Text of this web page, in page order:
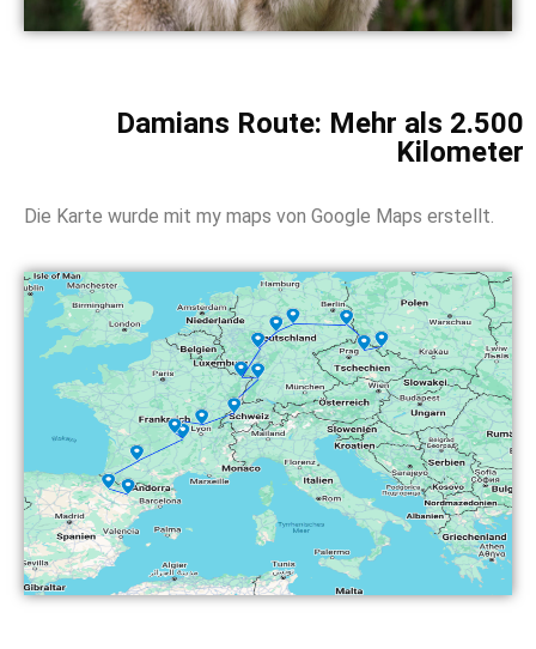
Damians Route: Mehr als 2.500
Kilometer
Die Karte wurde mit my maps von Google Maps erstellt.